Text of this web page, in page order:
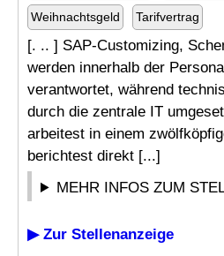
Weihnachtsgeld Tarifvertrag
[. .. ] SAP-Customizing,
werden innerhalb der
verantwortet, während
durch die zentrale IT
arbeitest in einem
berichtest direkt [...]
MEHR INFOS ZUM
▶ Zur Stellenanzeige